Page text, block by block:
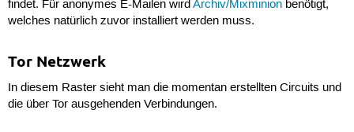
findet. Für anonymes E-Mailen wirdArchiv/Mixminionbenötigt,
welches natürlich zuvor installiert werden muss.
Tor Netzwerk
In diesem Raster sieht man die momentan erstellten Circuits und
die über Tor ausgehenden Verbindungen.